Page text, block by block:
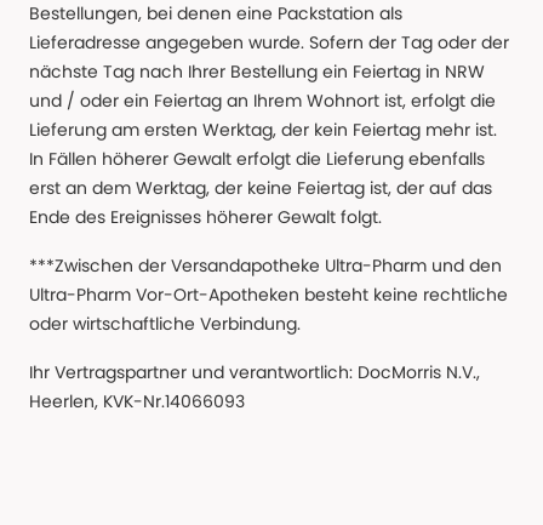
Bestellungen, bei denen eine Packstation als
Lieferadresse angegeben wurde. Sofern der Tag oder der
nächste Tag nach Ihrer Bestellung ein Feiertag in NRW
und / oder ein Feiertag an Ihrem Wohnort ist, erfolgt die
Lieferung am ersten Werktag, der kein Feiertag mehr ist.
In Fällen höherer Gewalt erfolgt die Lieferung ebenfalls
erst an dem Werktag, der keine Feiertag ist, der auf das
Ende des Ereignisses höherer Gewalt folgt.
***Zwischen der Versandapotheke Ultra-Pharm und den
Ultra-Pharm Vor-Ort-Apotheken besteht keine rechtliche
oder wirtschaftliche Verbindung.
Ihr Vertragspartner und verantwortlich: DocMorris N.V.,
Heerlen, KVK-Nr.14066093